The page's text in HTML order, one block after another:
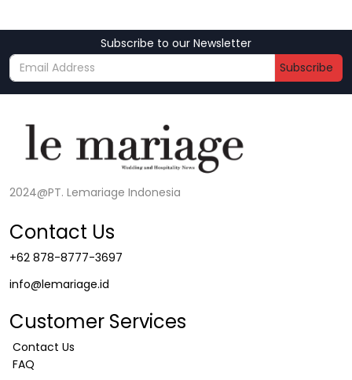
Subscribe to our Newsletter
Subscribe
2024@PT. Lemariage Indonesia
Contact Us
+62 878-8777-3697
info@lemariage.id
Customer Services
Contact Us
FAQ